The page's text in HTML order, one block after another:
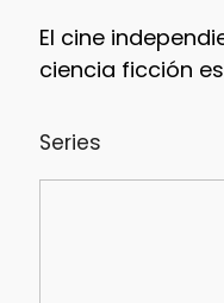
El cine
ciencia ficción
Series